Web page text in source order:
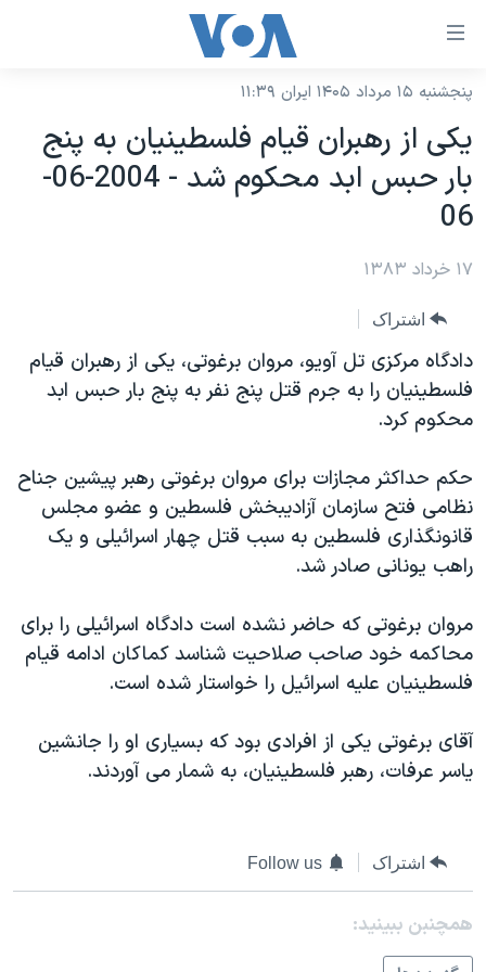
لینکهای
دسترسی
جهش
محتوای
اصلی
صفحه
جهش
به
جستجو
نسخه سبک وب‌سایت
موضوع ها
آمریکا
جهان
ورزشی
گزیده‌ها
ویژه برنامه‌ها
فرهنگ و زندگی
حقوق شهروندی
علم و فناوری
اسرائیل در جنگ
آرشیو پخش زنده
برنامه های تلویزیونی
جدول برنامه ها
صفحه‌های ویژه
جام جهانی ۲۰۲۶
عملیات خشم حماسی
۲۵۰سالگی آمریکا
بایگانی برنامه‌های تلویزیونی
مستندها
انتخابات ریاست جمهوری آمریکا ۲۰۲۴
رمز مهسا
ورزش زنان در ایران
مجموعه مستندهای دادخواهی
تریبونال مردمی آبان ۹۸
چهل سال گروگان‌گیری
قانون شفافیت دارائی کادر رهبری ایران
اعتراضات مردمی آبان ۹۸
فرکانس‌های صدای آمریکا
پخش رادیویی
دنبال کنید
زبانهای مختلف
پنجشنبه ۱۵ مرداد ۱۴۰۵ ایران ۱۱:۳۹
يکی از رهبران قيام فلسطينيان به پنج
بار حبس ابد محکوم شد - 2004-06-
06
۱۷ خرداد ۱۳۸۳
اشتراک
دادگاه مرکزی تل آويو، مروان برغوتی، يکی از رهبران قيام
فلسطينيان را به جرم قتل پنج نفر به پنج بار حبس ابد
محکوم کرد.
حکم حداکثر مجازات برای مروان برغوتی رهبر پيشين جناح
نظامی فتح سازمان آزاديبخش فلسطين و عضو مجلس
قانونگذاری فلسطين به سبب قتل چهار اسرائيلی و يک
راهب يونانی صادر شد.
مروان برغوتی که حاضر نشده است دادگاه اسرائيلی را برای
محاکمه خود صاحب صلاحيت شناسد کماکان ادامه قيام
فلسطينيان عليه اسرائيل را خواستار شده است.
آقای برغوتی يکی از افرادی بود که بسياری او را جانشين
ياسر عرفات، رهبر فلسطينيان، به شمار می آوردند.
اشتراک Follow us
همچنبن ببینید: